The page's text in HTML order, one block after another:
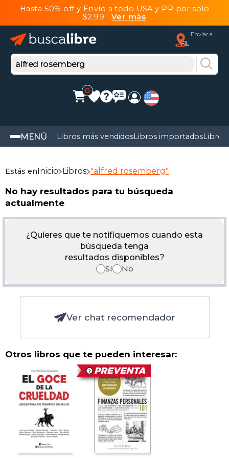
Hasta 50% off y Envío a todo USA y PR por solo
$2.99 Ver más
Enviar a
FL
0
MENÚ Libros más vendidosLibros importadosLibros
Estás enInicio Libros "alfred rosemberg"
No hay resultados para tu búsqueda
actualmente
¿Quieres que te notifiquemos cuando esta
búsqueda tenga
resultados disponibles?
Sí
No
Ver chat recomendador
Otros libros que te pueden interesar: